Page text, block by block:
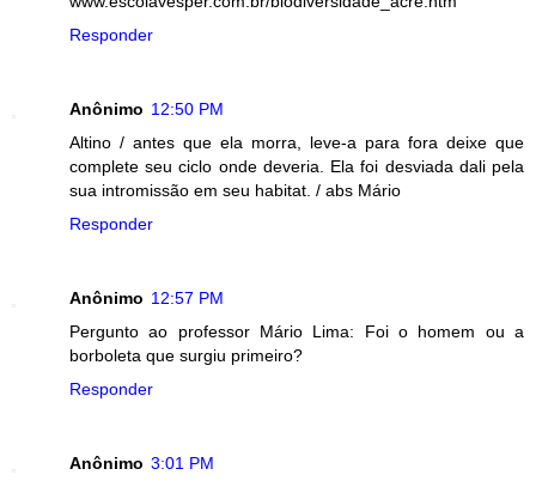
Responder
Anônimo 12:50 PM
Altino / antes que ela morra, leve-a para fora deixe que
complete seu ciclo onde deveria. Ela foi desviada dali pela
sua intromissão em seu habitat. / abs Mário
Responder
Anônimo 12:57 PM
Pergunto ao professor Mário Lima: Foi o homem ou a
borboleta que surgiu primeiro?
Responder
Anônimo 3:01 PM